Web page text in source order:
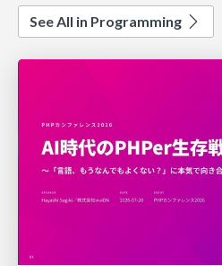
See All in Programming